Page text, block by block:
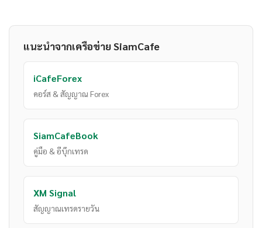
แนะนำจากเครือข่าย SiamCafe
iCafeForex
คอร์ส & สัญญาณ Forex
SiamCafeBook
คู่มือ & อีบุ๊กเทรด
XM Signal
สัญญาณเทรดรายวัน